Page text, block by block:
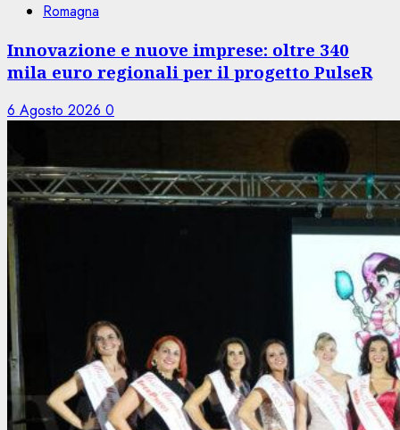
Romagna
Innovazione e nuove imprese: oltre 340
mila euro regionali per il progetto PulseR
6 Agosto 2026 0